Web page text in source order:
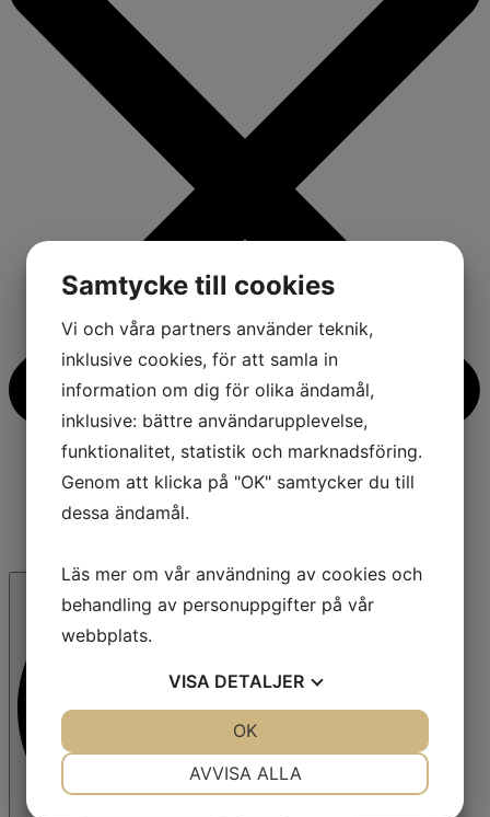
Samtycke till cookies
Vi och våra partners använder teknik,
inklusive cookies, för att samla in
information om dig för olika ändamål,
inklusive: bättre användarupplevelse,
funktionalitet, statistik och marknadsföring.
Genom att klicka på "OK" samtycker du till
dessa ändamål.
Läs mer om vår användning av cookies och
behandling av personuppgifter på vår
webbplats.
VISA DETALJER
AVVISA ALLA
OK